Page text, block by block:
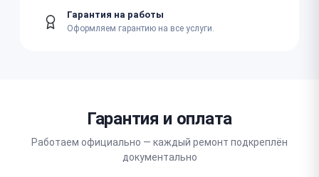
Гарантия на работы
Оформляем гарантию на все услуги.
Гарантия и оплата
Работаем официально — каждый ремонт подкреплён
документально